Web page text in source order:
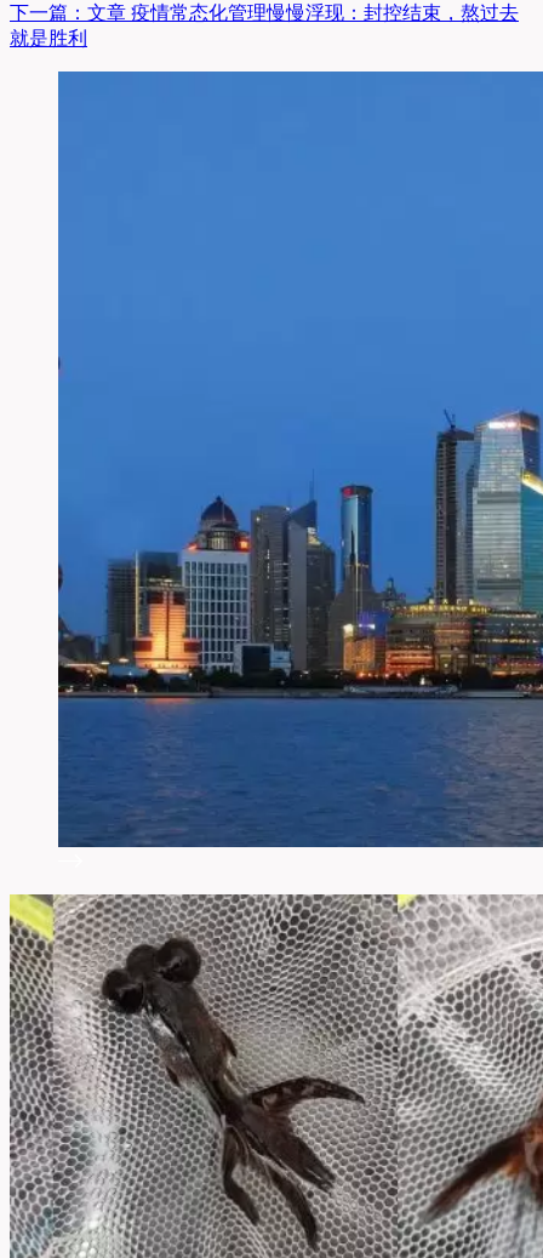
下一篇： 文章 疫情常态化管理慢慢浮现：封控结束，熬过去
就是胜利